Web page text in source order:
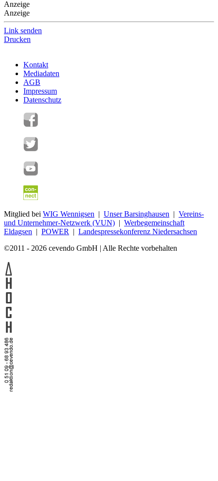
Anzeige
Anzeige
Link senden
Drucken
Kontakt
Mediadaten
AGB
Impressum
Datenschutz
Mitglied bei WIG Wennigsen | Unser Barsinghausen | Vereins-
und Unternehmer-Netzwerk (VUN) | Werbegemeinschaft
Eldagsen | POWER | Landespressekonferenz Niedersachsen
©2011 - 2026 cevendo GmbH | Alle Rechte vorbehalten